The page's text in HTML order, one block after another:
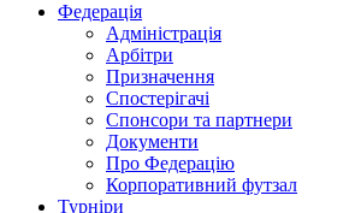
Федерація
Адміністрація
Арбітри
Призначення
Спостерігачі
Спонсори та партнери
Документи
Про Федерацію
Корпоративний футзал
Турніри